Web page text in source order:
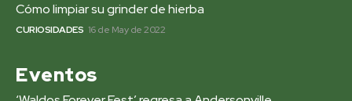
Cómo limpiar su grinder de hierba
CURIOSIDADES 16 de May de 2022
Eventos